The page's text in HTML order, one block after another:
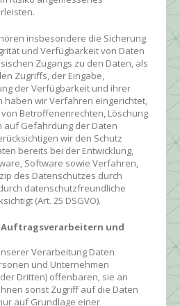
insbesondere die Sicherung
und Verfügbarkeit von Daten
Zugangs zu den Daten, als
Zugriffs, der Eingabe,
der Verfügbarkeit und ihrer
haben wir Verfahren eingerichtet,
Betroffenenrechten, Löschung
auf Gefährdung der Daten
wir den Schutz
bereits bei der Entwicklung,
Software sowie Verfahren,
des Datenschutzes durch
datenschutzfreundliche
(Art. 25 DSGVO).
und
Verarbeitung Daten
und Unternehmen
Dritten) offenbaren, sie an
sonst Zugriff auf die Daten
auf Grundlage einer